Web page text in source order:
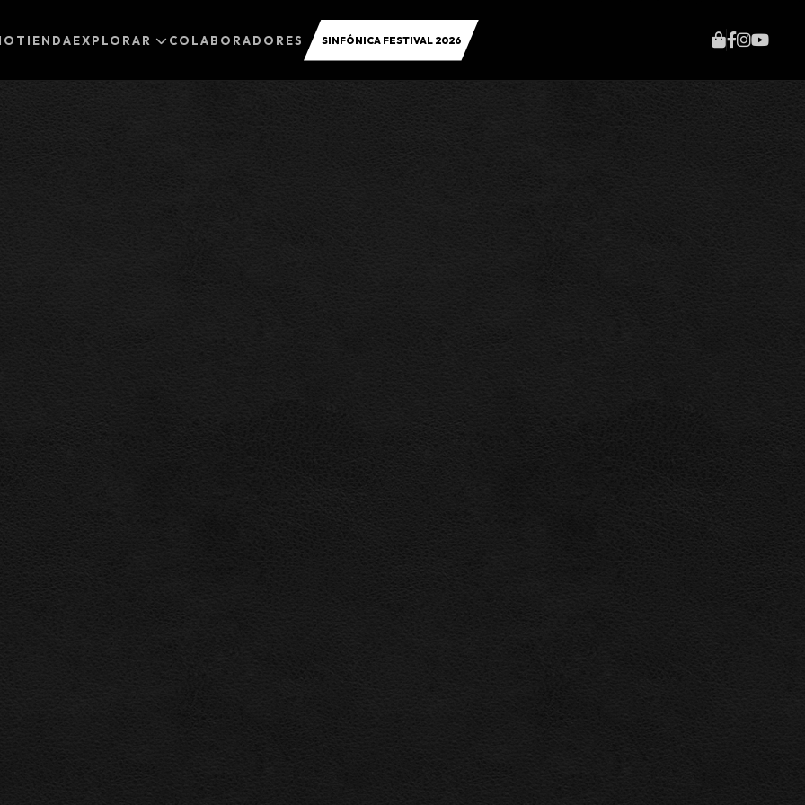
TIENDAEXPLORAR COLABORADORES SINFÓNICA FESTIVAL 2026